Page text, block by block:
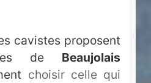
cavistes proposent
de Beaujolais
choisir celle qui